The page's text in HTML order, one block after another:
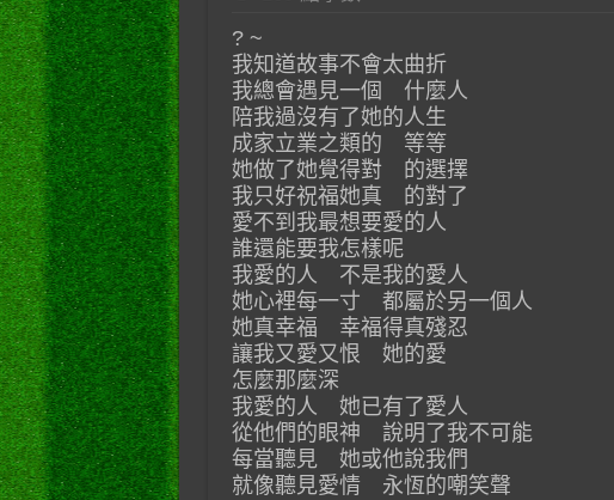
? ~
我知道故事不會太曲折
我總會遇見一個 什麼人
陪我過沒有了她的人生
成家立業之類的 等等
她做了她覺得對 的選擇
我只好祝福她真 的對了
愛不到我最想要愛的人
誰還能要我怎樣呢
我愛的人 不是我的愛人
她心裡每一寸 都屬於另一個人
她真幸福 幸福得真殘忍
讓我又愛又恨 她的愛
怎麼那麼深
我愛的人 她已有了愛人
從他們的眼神 說明了我不可能
每當聽見 她或他說我們
就像聽見愛情 永恆的嘲笑聲